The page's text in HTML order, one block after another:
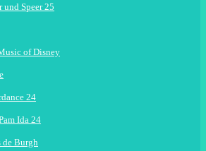
und Speer 25
of Disney
24
Ida 24
de Burgh